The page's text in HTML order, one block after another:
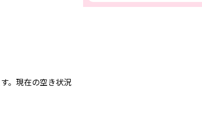
。現在の空き状況